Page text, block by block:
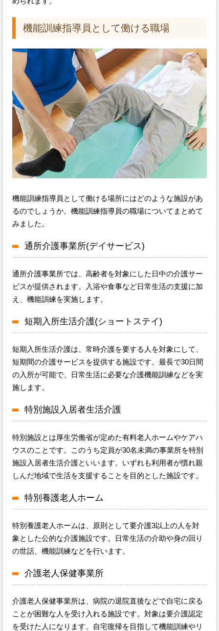
機能訓練指導員として働ける職場
機能訓練指導員として働ける場所にはどのような施設があ
るのでしょうか。機能訓練指導員の職場についてまとめて
みました。
通所介護事業所(デイサービス)
通所介護事業所では、高齢者を対象にした日中の介護サー
ビスが提供されます。入浴や食事など日常生活の支援に加
え、機能訓練を実施します。
短期入所生活介護(ショートステイ)
短期入所生活介護は、常時介護を要する人を対象にして、
短期間の介護サービスを提供する施設です。最長で30日間
の入所が可能で、日常生活に必要な介護機能訓練などを実
施します。
特別施設入居者生活介護
特別施設とは厚生労働省が定めた有料老人ホームやケアハ
ウスのことです。このうち定員が30名未満の事業所を特別
施設入居者生活介護といいます。いずれも利用者が慣れ親
しんだ地域で生活を支援することを目的とした施設です。
特別養護老人ホーム
特別養護老人ホームは、原則として要介護3以上の人を対
象とした公的な介護施設です。日常生活の介助や身の回り
の世話、機能訓練などを行います。
介護老人保健事業所
介護老人保健事業所は、病院の退院直後などで自宅に戻る
ことが困難な人を受け入れる施設です。対象は要介護認定
を受けた人になります。自宅復帰を目指して機能訓練やリ